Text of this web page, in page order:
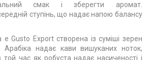
смак і зберегти аромат.
ступінь, що надає напою балансу
Gusto Export створена із суміші зерен
Арабіка надає кави вишуканих ноток,
той час як робуста надає насиченості і